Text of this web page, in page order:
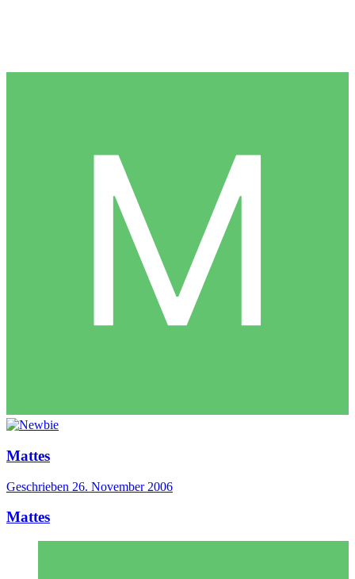
Mattes
Geschrieben 26. November 2006
Mattes